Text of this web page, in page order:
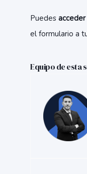
Puedes
el formulario a
Equipo de esta